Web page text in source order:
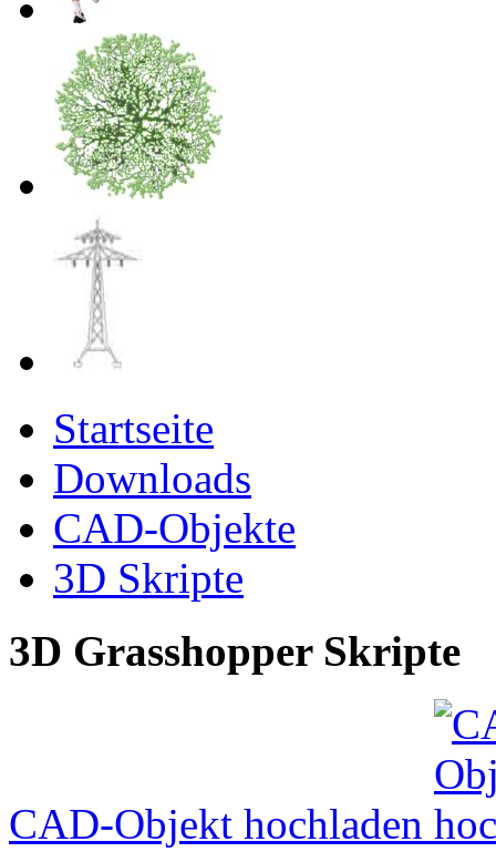
Startseite
Downloads
CAD-Objekte
3D Skripte
3D Grasshopper Skripte
CAD-Objekt hochladen